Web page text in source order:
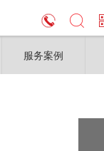
服务案例